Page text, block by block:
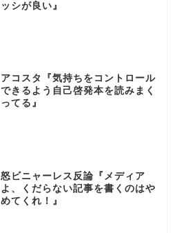
ッシが良い』
アコスタ『気持ちをコントロール
できるよう自己啓発本を読みまく
ってる』
怒ビニャーレス反論『メディア
よ、くだらない記事を書くのはや
めてくれ！』